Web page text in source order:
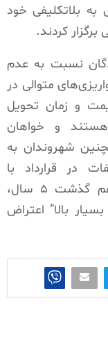
به بلاتکلیفی خود
کردند.
نسبت به عدم
متوالی در
و زمان تحویل
و خواهان
شهروندان به
در قرارداد با
پیمانکاران، عدم تحویل مسکن علیرغم گذشت ۵ سال،
بالا” اعتراض